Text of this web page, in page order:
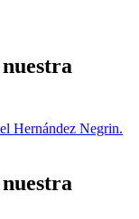
Hernández Negrin.